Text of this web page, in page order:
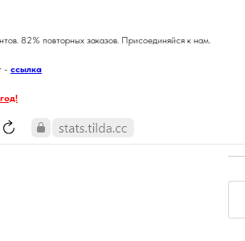
82% повторных заказов. Присоединяйся к нам.
- ссылка